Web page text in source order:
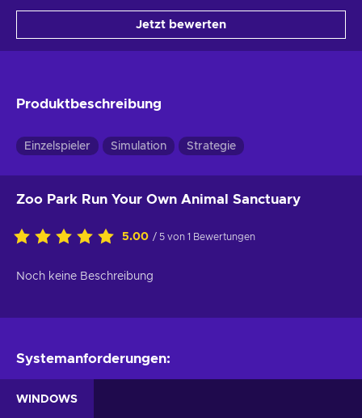
Jetzt bewerten
Produktbeschreibung
Einzelspieler Simulation Strategie
Zoo Park Run Your Own Animal Sanctuary
5.00 / 5 von 1 Bewertungen
Noch keine Beschreibung
Systemanforderungen:
WINDOWS